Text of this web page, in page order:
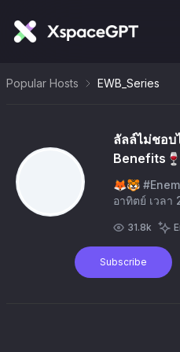
Popular Hosts EWB_Series
ลัลล์ไม่ชอบ
Benefits🍷
🦊🐯
อาทิตย์ เวลา
เริ่ม 3 พฤษภ
31.8k
Subscribe